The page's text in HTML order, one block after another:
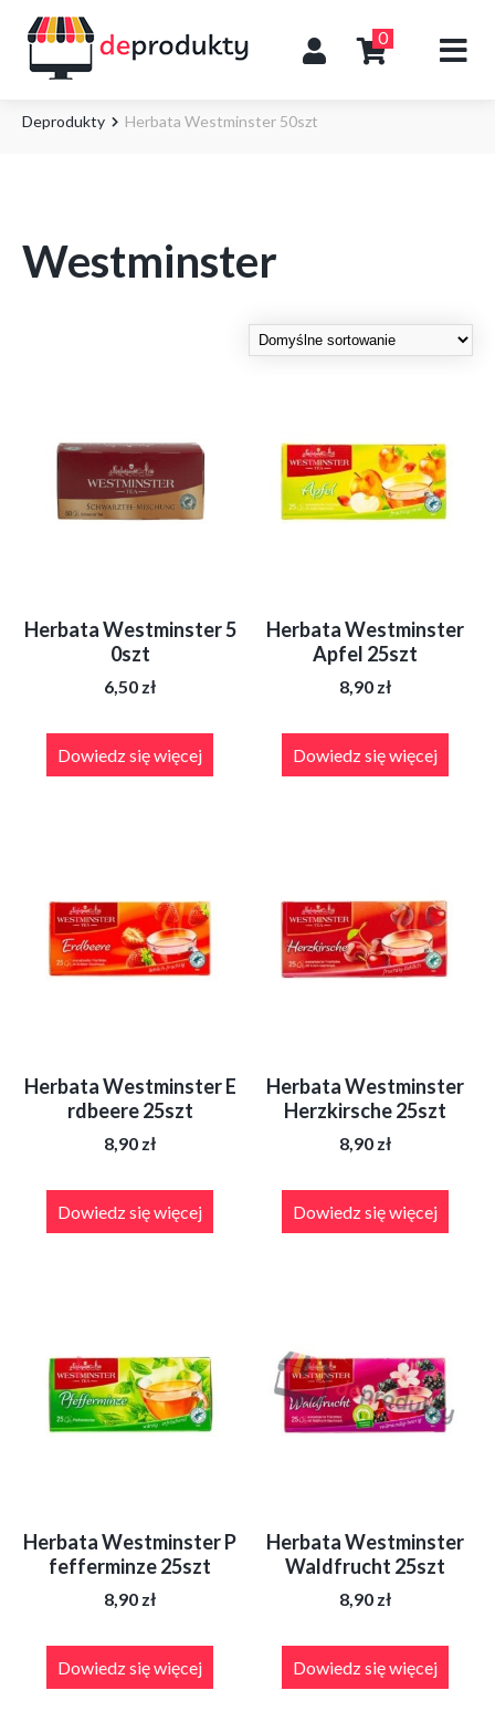
0
Deprodukty Herbata Westminster 50szt
Westminster
Herbata Westminster 5
0szt
6,50 zł
Dowiedz się więcej
Herbata Westminster
Apfel 25szt
8,90 zł
Dowiedz się więcej
Herbata Westminster E
rdbeere 25szt
8,90 zł
Dowiedz się więcej
Herbata Westminster
Herzkirsche 25szt
8,90 zł
Dowiedz się więcej
Herbata Westminster P
fefferminze 25szt
8,90 zł
Dowiedz się więcej
Herbata Westminster
Waldfrucht 25szt
8,90 zł
Dowiedz się więcej